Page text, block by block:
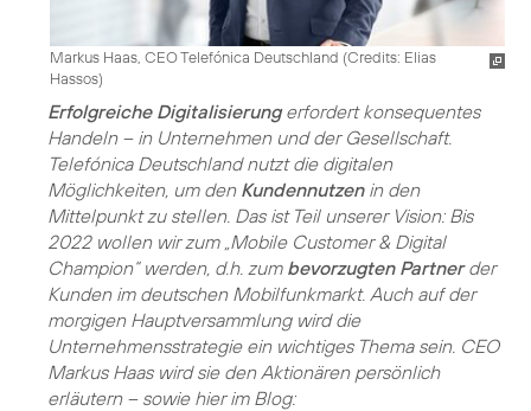
Markus Haas, CEO Telefónica Deutschland (Credits: Elias
Hassos)
Erfolgreiche Digitalisierungerfordert konsequentes
Handeln – in Unternehmen und der Gesellschaft.
Telefónica Deutschland nutzt die digitalen
Möglichkeiten, um den Kundennutzenin den
Mittelpunkt zu stellen. Das ist Teil unserer Vision: Bis
2022 wollen wir zum „Mobile Customer & Digital
Champion“ werden, d.h. zum bevorzugten Partnerder
Kunden im deutschen Mobilfunkmarkt. Auch auf der
morgigen Hauptversammlung wird die
Unternehmensstrategie ein wichtiges Thema sein. CEO
Markus Haas wird sie den Aktionären persönlich
erläutern – sowie hier im Blog: